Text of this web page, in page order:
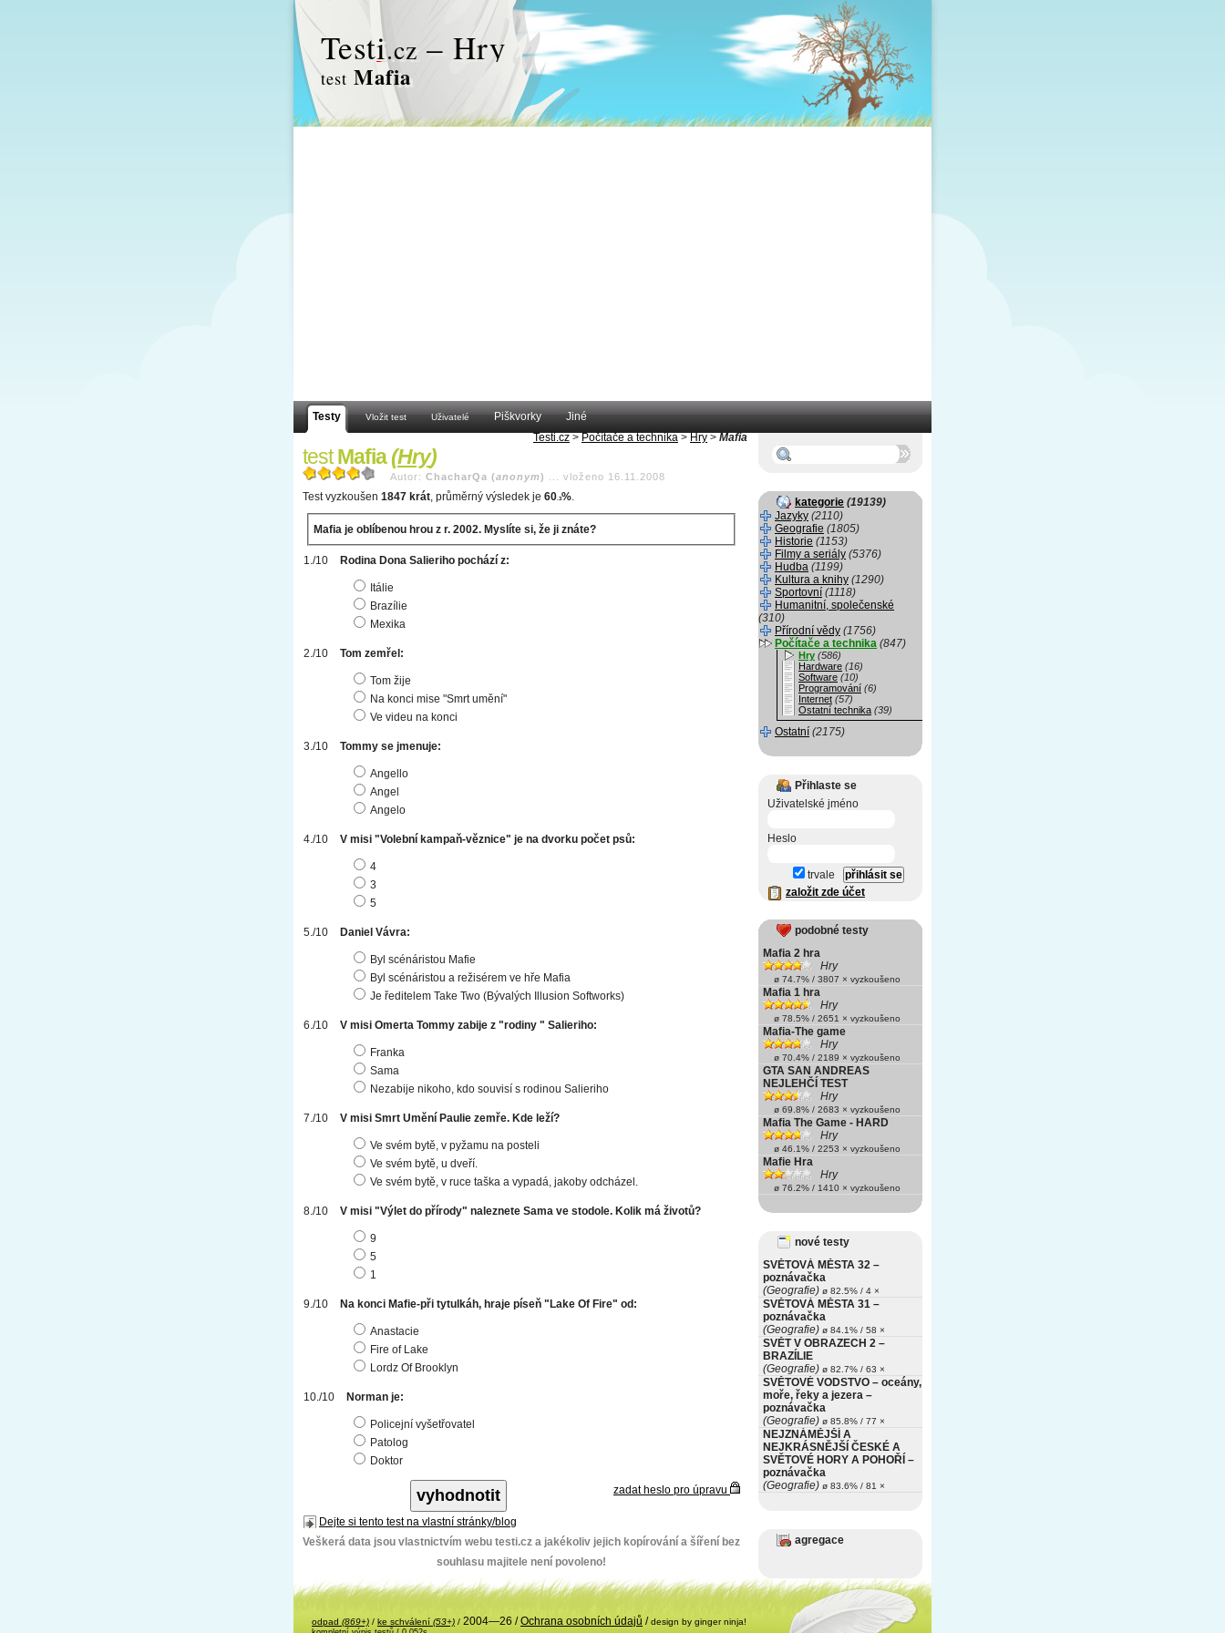
Testi.cz – Hry
test Mafia
Testy Vložit test Uživatelé Piškvorky
Jiné
Testi.cz > Počítače a technika > Hry > Mafia
testMafia(Hry)
Autor: ChacharQa (anonym) vloženo 16.11.2008
Test vyzkoušen 1847 krát, průměrný výsledek je 60 .3%.
Mafia je oblíbenou hrou z r. 2002. Myslíte si, že ji znáte?
Rodina Dona Salieriho pochází z:
Itálie
Brazílie
Mexika
Tom zemřel:
Tom žije
Na konci mise "Smrt umění"
Ve videu na konci
Tommy se jmenuje:
Angello
Angel
Angelo
V misi "Volební kampaň-věznice" je na dvorku počet psů:
4
3
5
Daniel Vávra:
Byl scénáristou Mafie
Byl scénáristou a režisérem ve hře Mafia
Je ředitelem Take Two (Bývalých Illusion Softworks)
V misi Omerta Tommy zabije z "rodiny " Salieriho:
Franka
Sama
Nezabije nikoho, kdo souvisí s rodinou Salieriho
V misi Smrt Umění Paulie zemře. Kde leží?
Ve svém bytě, v pyžamu na posteli
Ve svém bytě, u dveří.
Ve svém bytě, v ruce taška a vypadá, jakoby odcházel.
V misi "Výlet do přírody" naleznete Sama ve stodole. Kolik má životů?
9
5
1
Na konci Mafie-při tytulkáh, hraje píseň "Lake Of Fire" od:
Anastacie
Fire of Lake
Lordz Of Brooklyn
Norman je:
Policejní vyšetřovatel
Patolog
Doktor
zadat heslo pro úpravu
Dejte si tento test na vlastní stránky/blog
Veškerá data jsou vlastnictvím webu testi.cz a jakékoliv jejich kopírování a šíření bez
souhlasu majitele není povoleno!
kategorie (19139)
Jazyky (2110)
Geografie (1805)
Historie (1153)
Filmy a seriály (5376)
Hudba (1199)
Kultura a knihy (1290)
Sportovní (1118)
Humanitní, společenské
(310)
Přírodní vědy (1756)
Počítače a technika (847)
Hry (586)
Hardware (16)
Software (10)
Programování (6)
Internet (57)
Ostatní technika (39)
Ostatní (2175)
Přihlaste se
Uživatelské jméno
Heslo
trvale
založit zde účet
podobné testy
Mafia 2 hra
Hry
ø 74.7% / 3807 × vyzkoušeno
Mafia 1 hra
Hry
ø 78.5% / 2651 × vyzkoušeno
Mafia-The game
Hry
ø 70.4% / 2189 × vyzkoušeno
GTA SAN ANDREAS
NEJLEHČÍ TEST
Hry
ø 69.8% / 2683 × vyzkoušeno
Mafia The Game - HARD
Hry
ø 46.1% / 2253 × vyzkoušeno
Mafie Hra
Hry
ø 76.2% / 1410 × vyzkoušeno
nové testy
SVĚTOVÁ MĚSTA 32 –
poznávačka
(Geografie) ø 82.5% / 4 ×
SVĚTOVÁ MĚSTA 31 –
poznávačka
(Geografie) ø 84.1% / 58 ×
SVĚT V OBRAZECH 2 –
BRAZÍLIE
(Geografie) ø 82.7% / 63 ×
SVĚTOVÉ VODSTVO – oceány,
moře, řeky a jezera –
poznávačka
(Geografie) ø 85.8% / 77 ×
NEJZNÁMĚJŠÍ A
NEJKRÁSNĚJŠÍ ČESKÉ A
SVĚTOVÉ HORY A POHOŘÍ –
poznávačka
(Geografie) ø 83.6% / 81 ×
agregace
odpad (869+) / ke schválení (53+) / 2004—26 /Ochrana osobních údajů /design by ginger ninja!